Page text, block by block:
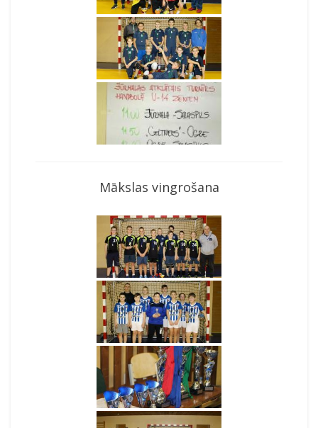
Mākslas vingrošana